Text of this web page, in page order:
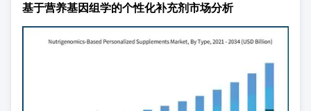
基于营养基因组学的个性化补充剂市场分析